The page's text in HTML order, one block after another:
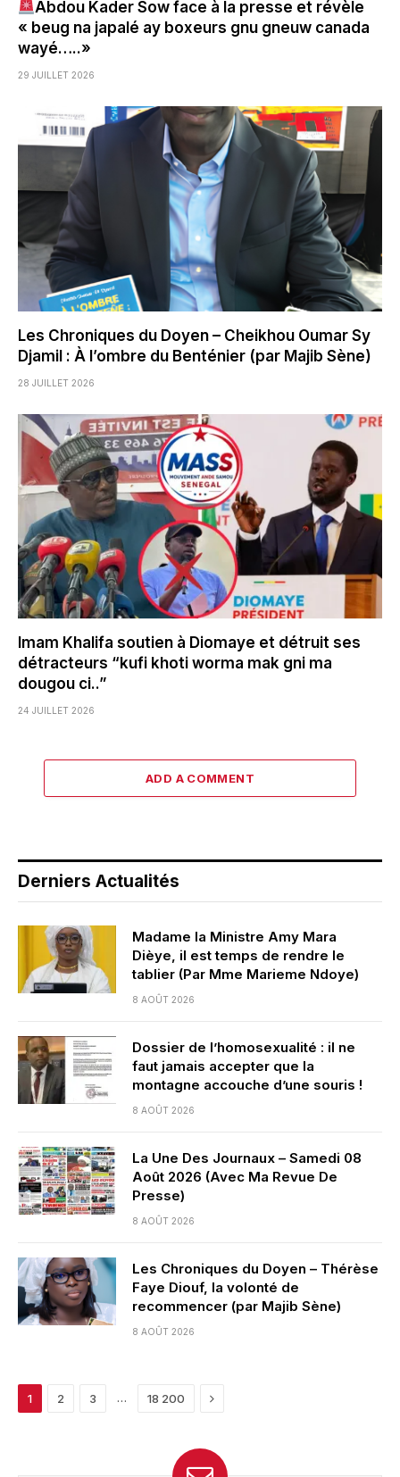
Abdou Kader Sow face à la presse et révèle
« beug na japalé ay boxeurs gnu gneuw canada
wayé…..»
29 JUILLET 2026
Les Chroniques du Doyen – Cheikhou Oumar Sy
Djamil : À l’ombre du Benténier (par Majib Sène)
28 JUILLET 2026
Imam Khalifa soutien à Diomaye et détruit ses
détracteurs “kufi khoti worma mak gni ma
dougou ci..”
24 JUILLET 2026
ADD A COMMENT
Derniers Actualités
Madame la Ministre Amy Mara
Dièye, il est temps de rendre le
tablier (Par Mme Marieme Ndoye)
8 AOÛT 2026
Dossier de l’homosexualité : il ne
faut jamais accepter que la
montagne accouche d’une souris !
8 AOÛT 2026
La Une Des Journaux – Samedi 08
Août 2026 (Avec Ma Revue De
Presse)
8 AOÛT 2026
Les Chroniques du Doyen – Thérèse
Faye Diouf, la volonté de
recommencer (par Majib Sène)
8 AOÛT 2026
1 2 3 … 18 200 Next